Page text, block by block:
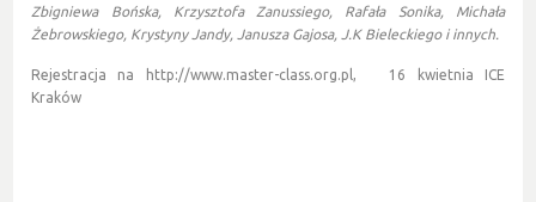
Zbigniewa Bońska, Krzysztofa Zanussiego, Rafała Sonika, Michała
Żebrowskiego, Krystyny Jandy, Janusza Gajosa, J.K Bieleckiego i innych.
Rejestracja na http://www.master-class.org.pl , 16 kwietnia ICE
Kraków